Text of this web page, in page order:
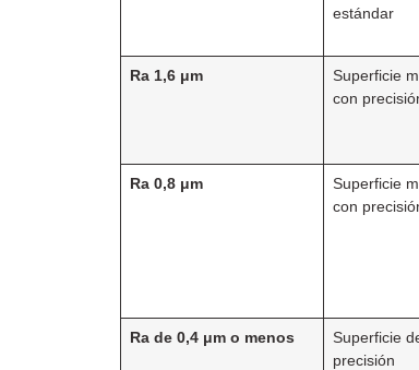
estándar
Ra 1,6 μm
Superficie
con
Ra 0,8 μm
Superficie
con
Ra de 0,4 μm o menos
Superficie
precisión